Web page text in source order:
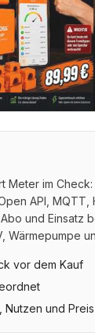
Meter im Check:
API, MQTT,
und Einsatz
Wärmepumpe
vor dem Kauf
und